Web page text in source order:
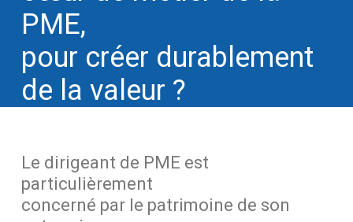
PME,
pour créer durablement
de la valeur ?
Le dirigeant de PME est
particulièrement
concerné par le patrimoine de son